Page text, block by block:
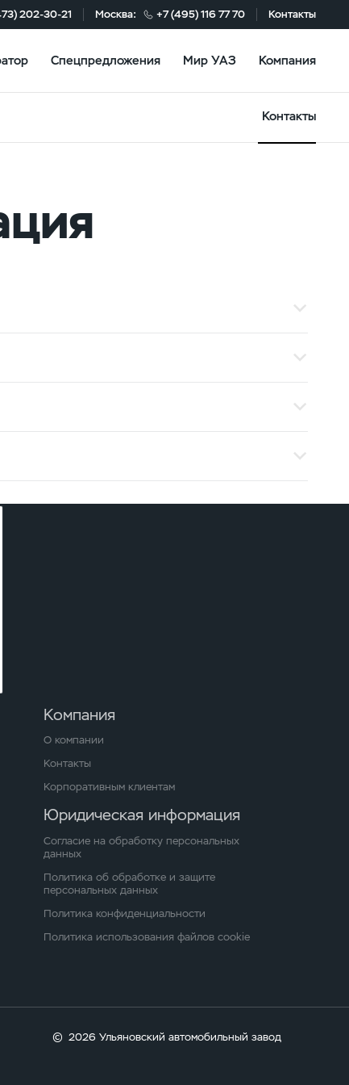
202-30-21 Москва: +7 (495) 116 77 70 Контакты
Спецпредложения Мир УАЗ Компания
Контакты
Компания
О компании
Контакты
Корпоративным клиентам
Юридическая информация
Согласие на обработку персональных
данных
Политика об обработке и защите
персональных данных
Политика конфиденциальности
Политика использования файлов cookie
© 2026 Ульяновский автомобильный завод